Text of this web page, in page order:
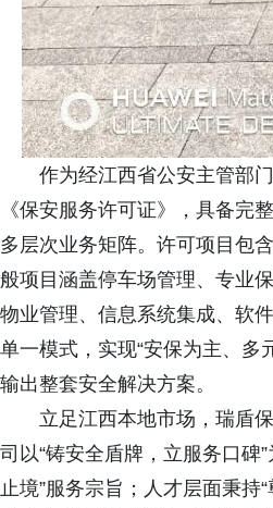
作为经江西省公安主管部
《保安服务许可证》，具备完
多层次业务矩阵。许可项目包
般项目涵盖停车场管理、专业
物业管理、信息系统集成、软
单一模式，实现“安保为主、多
输出整套安全解决方案。
立足江西本地市场，瑞盾
司以“铸安全盾牌，立服务口碑
止境”服务宗旨；人才层面秉持